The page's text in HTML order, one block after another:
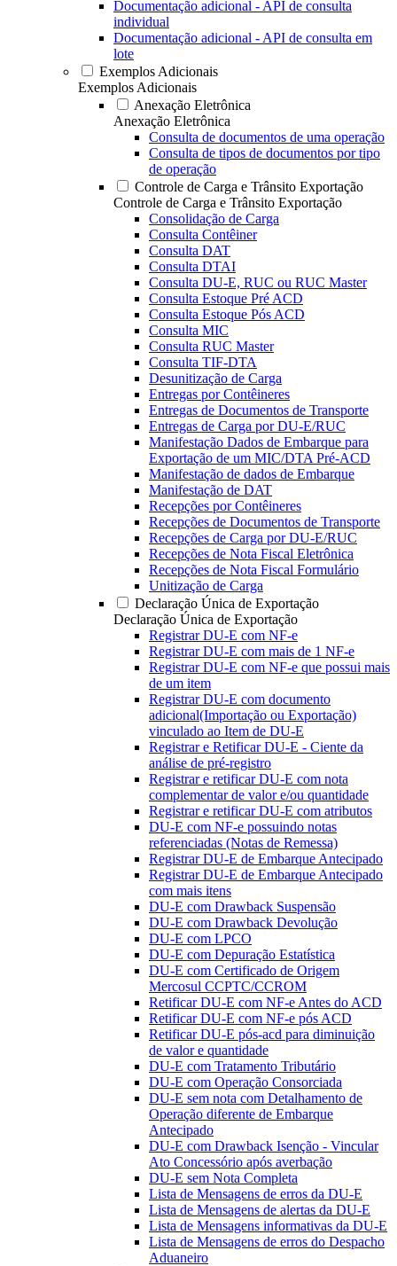
Documentação adicional - API de consulta
individual
Documentação adicional - API de consulta em
lote
Exemplos Adicionais
Exemplos Adicionais
Anexação Eletrônica
Anexação Eletrônica
Consulta de documentos de uma operação
Consulta de tipos de documentos por tipo
de operação
Controle de Carga e Trânsito Exportação
Controle de Carga e Trânsito Exportação
Consolidação de Carga
Consulta Contêiner
Consulta DAT
Consulta DTAI
Consulta DU-E, RUC ou RUC Master
Consulta Estoque Pré ACD
Consulta Estoque Pós ACD
Consulta MIC
Consulta RUC Master
Consulta TIF-DTA
Desunitização de Carga
Entregas por Contêineres
Entregas de Documentos de Transporte
Entregas de Carga por DU-E/RUC
Manifestação Dados de Embarque para
Exportação de um MIC/DTA Pré-ACD
Manifestação de dados de Embarque
Manifestação de DAT
Recepções por Contêineres
Recepções de Documentos de Transporte
Recepções de Carga por DU-E/RUC
Recepções de Nota Fiscal Eletrônica
Recepções de Nota Fiscal Formulário
Unitização de Carga
Declaração Única de Exportação
Declaração Única de Exportação
Registrar DU-E com NF-e
Registrar DU-E com mais de 1 NF-e
Registrar DU-E com NF-e que possui mais
de um item
Registrar DU-E com documento
adicional(Importação ou Exportação)
vinculado ao Item de DU-E
Registrar e Retificar DU-E - Ciente da
análise de pré-registro
Registrar e retificar DU-E com nota
complementar de valor e/ou quantidade
Registrar e retificar DU-E com atributos
DU-E com NF-e possuindo notas
referenciadas (Notas de Remessa)
Registrar DU-E de Embarque Antecipado
Registrar DU-E de Embarque Antecipado
com mais itens
DU-E com Drawback Suspensão
DU-E com Drawback Devolução
DU-E com LPCO
DU-E com Depuração Estatística
DU-E com Certificado de Origem
Mercosul CCPTC/CCROM
Retificar DU-E com NF-e Antes do ACD
Retificar DU-E com NF-e pós ACD
Retificar DU-E pós-acd para diminuição
de valor e quantidade
DU-E com Tratamento Tributário
DU-E com Operação Consorciada
DU-E sem nota com Detalhamento de
Operação diferente de Embarque
Antecipado
DU-E com Drawback Isenção - Vincular
Ato Concessório após averbação
DU-E sem Nota Completa
Lista de Mensagens de erros da DU-E
Lista de Mensagens de alertas da DU-E
Lista de Mensagens informativas da DU-E
Lista de Mensagens de erros do Despacho
Aduaneiro